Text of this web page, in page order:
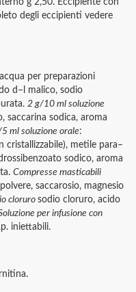
degli eccipienti vedere
acqua per preparazioni
d–l malico, sodio
2 g/10 ml soluzione
saccarina sodica, aroma
ml soluzione orale:
cristallizzabile), metile para–
sodico, aroma
Compresse masticabili
saccarosio, magnesio
cloruro sodio cloruro, acido
per infusione con
iniettabili.